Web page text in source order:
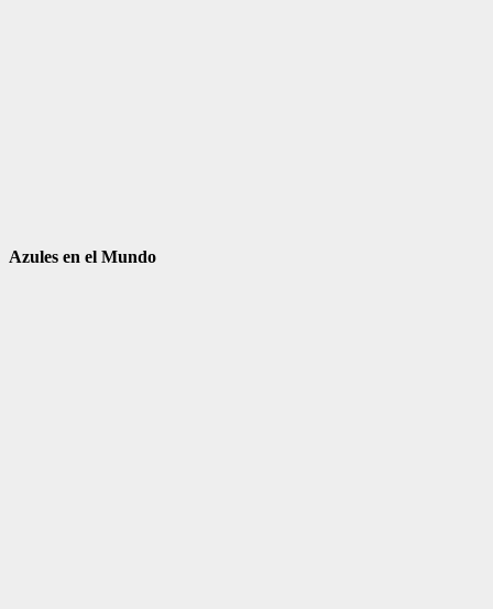
Azules en el Mundo